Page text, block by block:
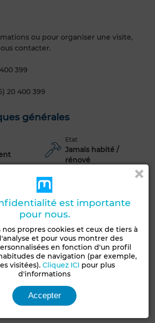
ou pour organiser une visite,
contacter.
399
20 400 399
générales
Etat
Jamais habité /
rénové
Type du sol
Marbre
Ascenseur Meublé
Climatisation
Sécurité Double vitrage
Machine à laver
est importante
pour nous.
nos propres cookies et ceux de tiers à
et pour vous montrer des
en fonction d'un profil
de navigation (par exemple,
visitées). Cliquez ICI pour plus
d'informations
Accepter